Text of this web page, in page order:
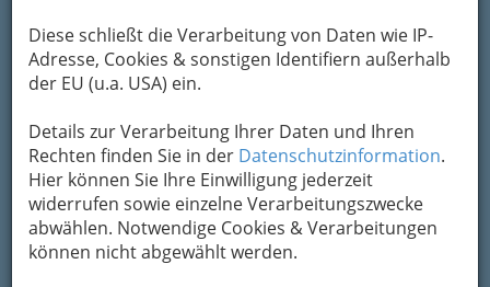
Diese schließt die Verarbeitung von Daten wie IP-
Adresse, Cookies & sonstigen Identifiern außerhalb
der EU (u.a. USA) ein.
Details zur Verarbeitung Ihrer Daten und Ihren
Rechten finden Sie in der Datenschutzinformation.
Hier können Sie Ihre Einwilligung jederzeit
widerrufen sowie einzelne Verarbeitungszwecke
abwählen. Notwendige Cookies & Verarbeitungen
können nicht abgewählt werden.
Karte
Karte anzeigen
Kontaktaufnahme
Um die Info-Graz Firmenvor Spam-Mails zu
bewahren, verwenden wir an dieser Stelle zur
Übermittlung Ihrer Nachricht ein sicheres
Formular. Ihre Nachricht wird nach dem
Absenden umgehend per Mail an das